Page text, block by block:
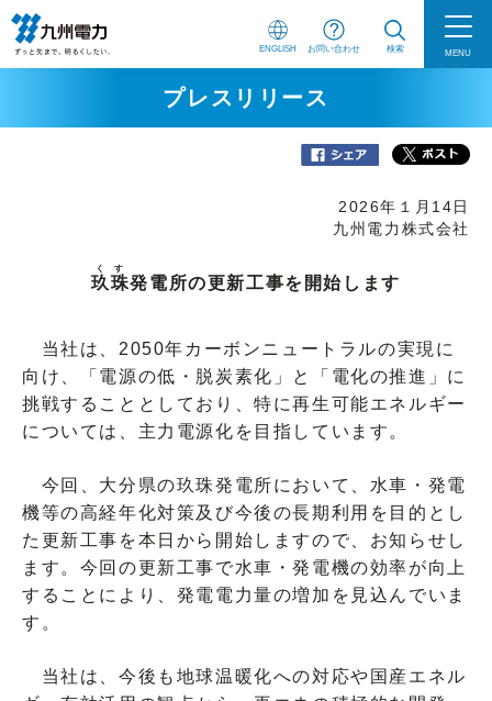
ENGLISH お問い合わせ 検索 MENU
プレスリリース
2026年１月14日
九州電力株式会社
玖珠
くす
発電所の更新工事を開始します
当社は、2050年カーボンニュートラルの実現に
向け、「電源の低・脱炭素化」と「電化の推進」に
挑戦することとしており、特に再生可能エネルギー
については、主力電源化を目指しています。
今回、大分県の玖珠発電所において、水車・発電
機等の高経年化対策及び今後の長期利用を目的とし
た更新工事を本日から開始しますので、お知らせし
ます。今回の更新工事で水車・発電機の効率が向上
することにより、発電電力量の増加を見込んでいま
す。
当社は、今後も地球温暖化への対応や国産エネル